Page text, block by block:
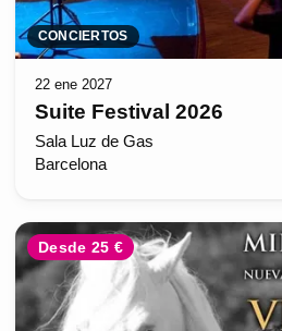
CONCIERTOS
22 ene 2027
Suite Festival 2026
Sala Luz de Gas
Barcelona
Desde 25 €